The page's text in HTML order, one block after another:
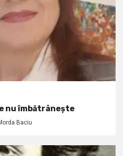
nu îmbătrânește
Baciu